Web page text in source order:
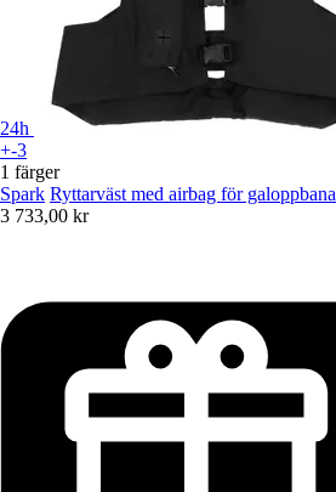
24h
+-3
1 färger
Spark Ryttarväst med airbag för galoppbana
3 733,00 kr